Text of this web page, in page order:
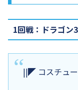
1回戦：ドラゴン
||◤ コスチュ